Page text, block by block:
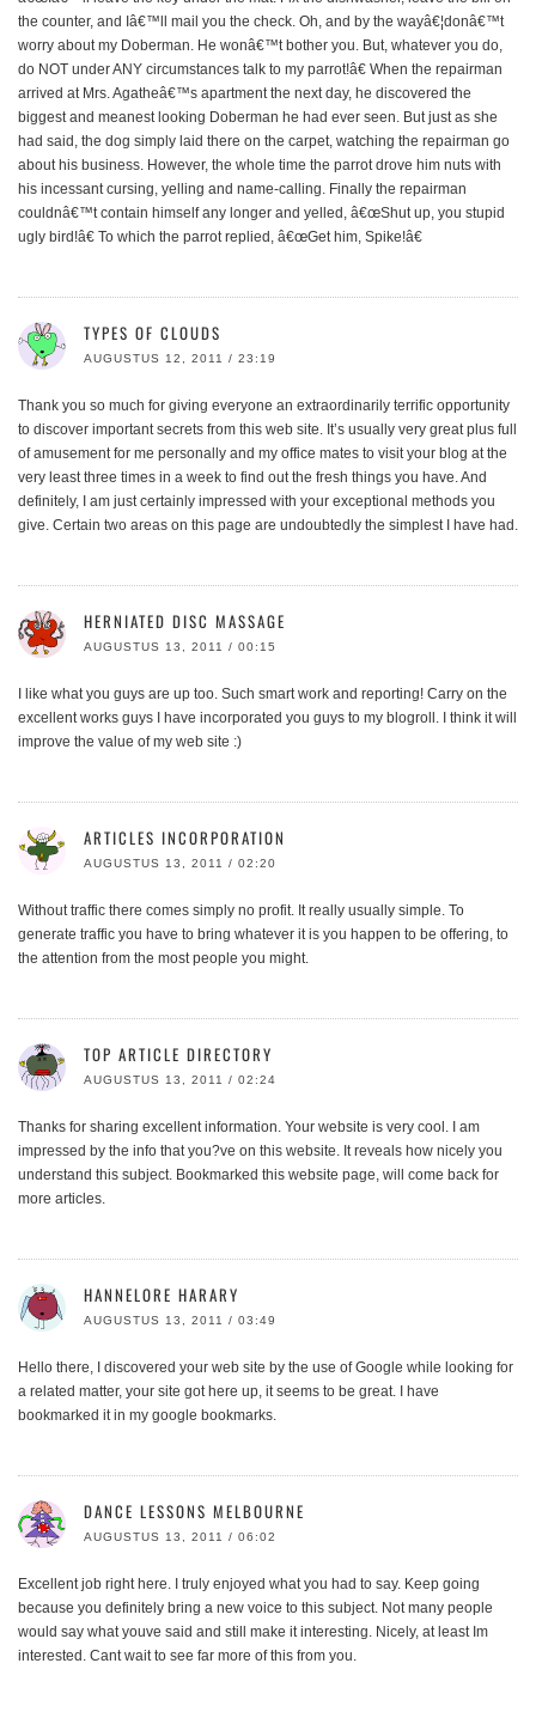
the counter, and Iâ€™ll mail you the check. Oh, and by the wayâ€¦donâ€™t
worry about my Doberman. He wonâ€™t bother you. But, whatever you do,
do NOT under ANY circumstances talk to my parrot!â€ When the repairman
arrived at Mrs. Agatheâ€™s apartment the next day, he discovered the
biggest and meanest looking Doberman he had ever seen. But just as she
had said, the dog simply laid there on the carpet, watching the repairman go
about his business. However, the whole time the parrot drove him nuts with
his incessant cursing, yelling and name-calling. Finally the repairman
couldnâ€™t contain himself any longer and yelled, â€œShut up, you stupid
ugly bird!â€ To which the parrot replied, â€œGet him, Spike!â€
TYPES OF CLOUDS
AUGUSTUS 12, 2011 / 23:19
Thank you so much for giving everyone an extraordinarily terrific opportunity
to discover important secrets from this web site. It’s usually very great plus full
of amusement for me personally and my office mates to visit your blog at the
very least three times in a week to find out the fresh things you have. And
definitely, I am just certainly impressed with your exceptional methods you
give. Certain two areas on this page are undoubtedly the simplest I have had.
HERNIATED DISC MASSAGE
AUGUSTUS 13, 2011 / 00:15
I like what you guys are up too. Such smart work and reporting! Carry on the
excellent works guys I have incorporated you guys to my blogroll. I think it will
improve the value of my web site :)
ARTICLES INCORPORATION
AUGUSTUS 13, 2011 / 02:20
Without traffic there comes simply no profit. It really usually simple. To
generate traffic you have to bring whatever it is you happen to be offering, to
the attention from the most people you might.
TOP ARTICLE DIRECTORY
AUGUSTUS 13, 2011 / 02:24
Thanks for sharing excellent information. Your website is very cool. I am
impressed by the info that you?ve on this website. It reveals how nicely you
understand this subject. Bookmarked this website page, will come back for
more articles.
HANNELORE HARARY
AUGUSTUS 13, 2011 / 03:49
Hello there, I discovered your web site by the use of Google while looking for
a related matter, your site got here up, it seems to be great. I have
bookmarked it in my google bookmarks.
DANCE LESSONS MELBOURNE
AUGUSTUS 13, 2011 / 06:02
Excellent job right here. I truly enjoyed what you had to say. Keep going
because you definitely bring a new voice to this subject. Not many people
would say what youve said and still make it interesting. Nicely, at least Im
interested. Cant wait to see far more of this from you.